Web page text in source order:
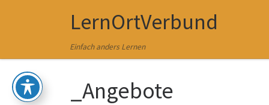
Zum Inhalt springenLernOrtVerbund
Einfach anders Lernen
_Angebote